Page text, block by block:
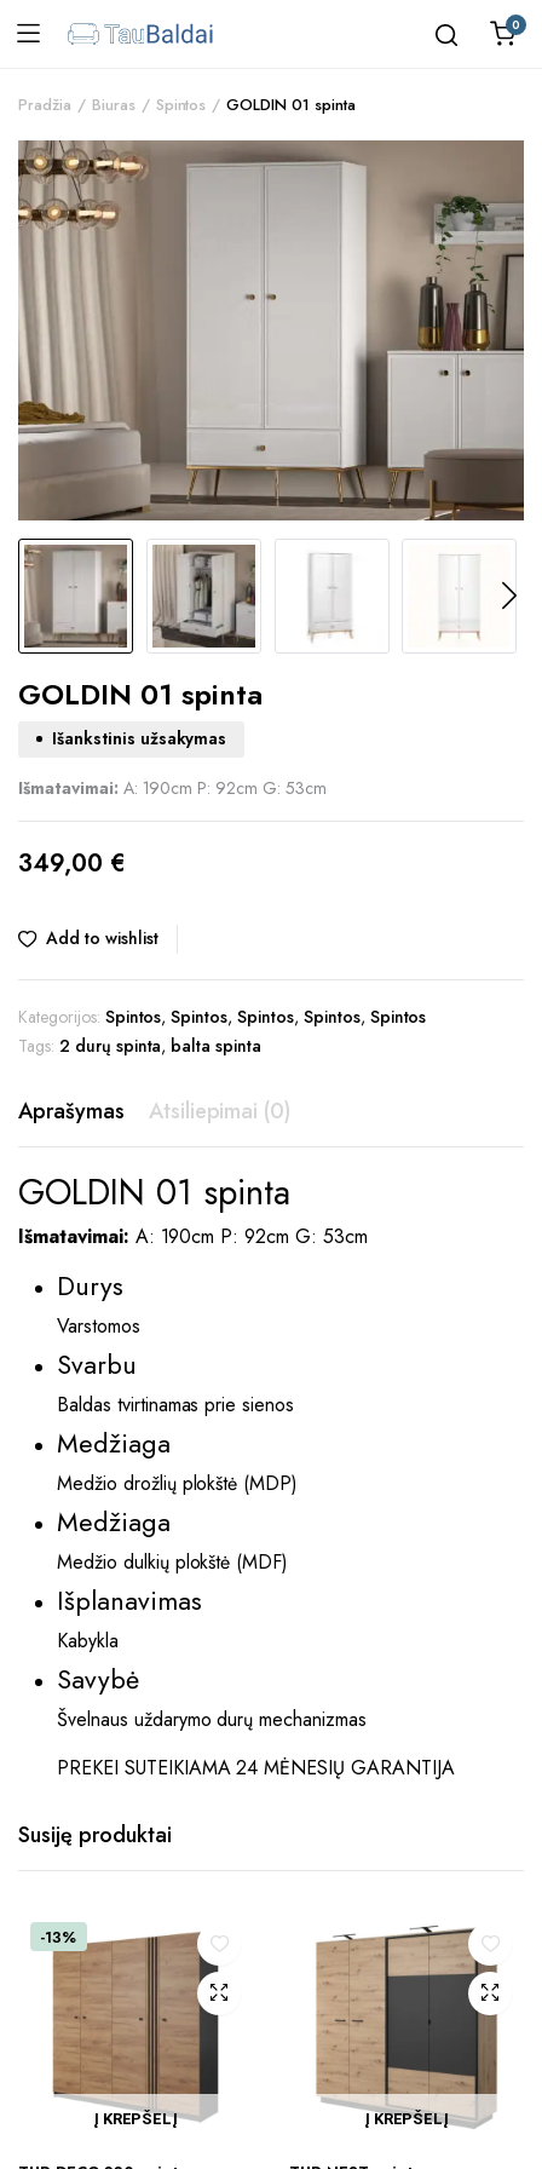
0
Pradžia Biuras Spintos GOLDIN 01 spinta
GOLDIN 01 spinta
Išankstinis užsakymas
Išmatavimai: A: 190cm P: 92cm G: 53cm
349,00 €
Add to wishlist
Kategorijos: Spintos,Spintos,Spintos, Spintos, Spintos
Tags: 2 durų spinta, balta spinta
Aprašymas Atsiliepimai (0)
GOLDIN 01 spinta
Išmatavimai: A: 190cm P: 92cm G: 53cm
Durys
Varstomos
Svarbu
Baldas tvirtinamas prie sienos
Medžiaga
Medžio drožlių plokštė (MDP)
Medžiaga
Medžio dulkių plokštė (MDF)
Išplanavimas
Kabykla
Savybė
Švelnaus uždarymo durų mechanizmas
PREKEI SUTEIKIAMA 24 MĖNESIŲ GARANTIJA
Susiję produktai
-13%
Į KREPŠELĮ Į KREPŠELĮ